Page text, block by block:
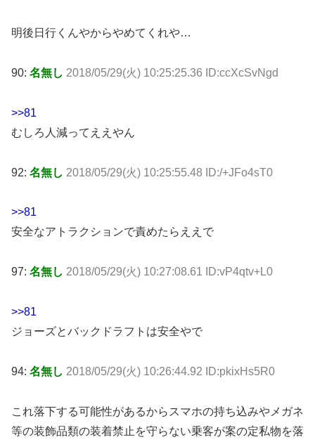
明後日行くんやからやめてくれや…
90: 名無し 2018/05/29(火) 10:25:25.36 ID:ccXcSvNgd
>>81
むしろ人減ってええやん
92: 名無し 2018/05/29(火) 10:25:55.48 ID:/+JFo4sT0
>>81
安全なアトラクションで責めたらええで
97: 名無し 2018/05/29(火) 10:27:08.61 ID:vP4qtv+L0
>>81
ジョーズとバックドラフトは安全やで
94: 名無し 2018/05/29(火) 10:26:44.92 ID:pkixHs5R0
これ落下する可能性があるからスマホの持ち込みやメガネ
等の装飾品類の装着禁止を守らない乗客が案の定私物を落